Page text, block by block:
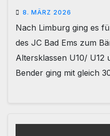
8. MÄRZ 2026
Nach Limburg ging es
des JC Bad Ems zum
Altersklassen U10/ U12
Bender ging mit gleich